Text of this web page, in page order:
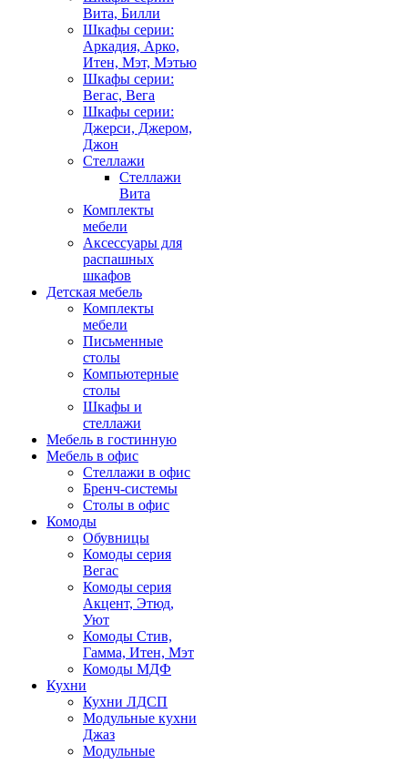
Вита, Билли
Шкафы серии:
Аркадия, Арко,
Итен, Мэт, Мэтью
Шкафы серии:
Вегас, Вега
Шкафы серии:
Джерси, Джером,
Джон
Стеллажи
Стеллажи
Вита
Комплекты
мебели
Аксессуары для
распашных
шкафов
Детская мебель
Комплекты
мебели
Письменные
столы
Компьютерные
столы
Шкафы и
стеллажи
Мебель в гостинную
Мебель в офис
Стеллажи в офис
Бренч-системы
Столы в офис
Комоды
Обувницы
Комоды серия
Вегас
Комоды серия
Акцент, Этюд,
Уют
Комоды Стив,
Гамма, Итен, Мэт
Комоды МДФ
Кухни
Кухни ЛДСП
Модульные кухни
Джаз
Модульные